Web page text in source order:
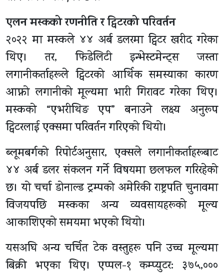
एलन मस्कको रणनीति र ट्विटरको परिवर्तन
२०२२ मा मस्कले ४४ अर्ब डलरमा ट्विटर खरीद गरेका
थिए। तर, फिडेलिटी इन्भेस्टमेन्ट्स जस्ता
लगानीकर्ताहरूले ट्विटरको आर्थिक समस्याका कारण
आफ्नो लगानीको मूल्यमा भारी गिरावट गरेका थिए।
मस्कको “एभरीथिङ एप” बनाउने लक्ष्य अनुरूप
ट्विटरलाई एक्समा परिवर्तन गरिएको थियो।
ब्लूमबर्गको रिपोर्टअनुसार, एक्सले लगानीकर्ताहरूबाट
४४ अर्ब डलर संकलन गर्ने विषयमा छलफल गरिरहेको
छ। यो चर्चा डोनाल्ड ट्रम्पको अमेरिकी राष्ट्रपति चुनावमा
विजयपछि मस्कका अन्य व्यवसायहरूको मूल्य
आकाशिएको समयमा भएको थियो।
यसअघि अन्य चर्चित टेक वस्तुहरू पनि उच्च मूल्यमा
बिक्री भएका थिए। एप्पल-१ कम्प्युटर: ३७५,०००